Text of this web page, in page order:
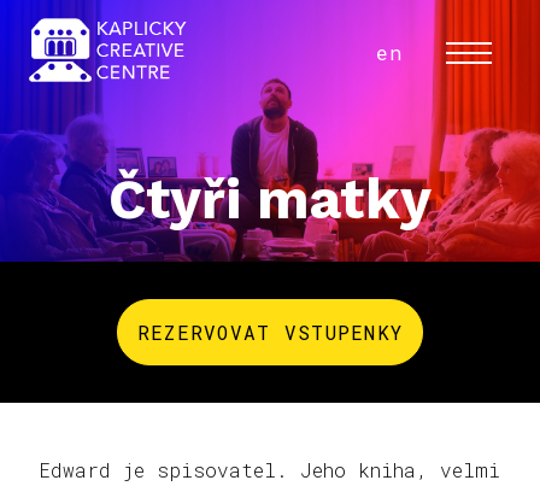
MENU
cs
en
Čtyři matky
REZERVOVAT VSTUPENKY
Edward je spisovatel. Jeho kniha, velmi